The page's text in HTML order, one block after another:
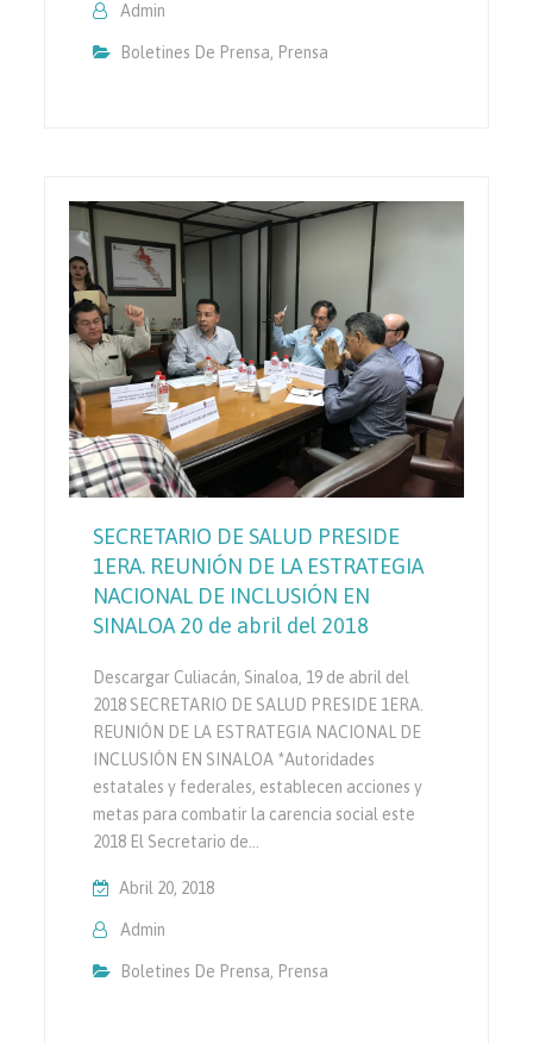
Admin
Boletines De Prensa, Prensa
SECRETARIO DE SALUD PRESIDE
1ERA. REUNIÓN DE LA ESTRATEGIA
NACIONAL DE INCLUSIÓN EN
SINALOA 20 de abril del 2018
Descargar Culiacán, Sinaloa, 19 de abril del
2018 SECRETARIO DE SALUD PRESIDE 1ERA.
REUNIÓN DE LA ESTRATEGIA NACIONAL DE
INCLUSIÓN EN SINALOA *Autoridades
estatales y federales, establecen acciones y
metas para combatir la carencia social este
2018 El Secretario de…
Abril 20, 2018
Admin
Boletines De Prensa, Prensa